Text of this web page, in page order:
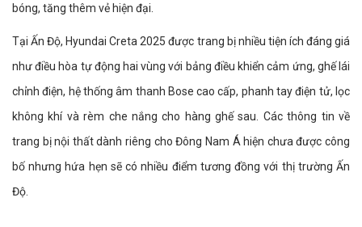
bóng, tăng thêm vẻ hiện đại.
Tại Ấn Độ, Hyundai Creta 2025 được trang bị nhiều tiện ích đáng giá
như điều hòa tự động hai vùng với bảng điều khiển cảm ứng, ghế lái
chỉnh điện, hệ thống âm thanh Bose cao cấp, phanh tay điện tử, lọc
không khí và rèm che nắng cho hàng ghế sau. Các thông tin về
trang bị nội thất dành riêng cho Đông Nam Á hiện chưa được công
bố nhưng hứa hẹn sẽ có nhiều điểm tương đồng với thị trường Ấn
Độ.